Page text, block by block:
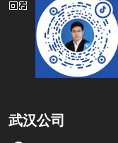
武汉公司